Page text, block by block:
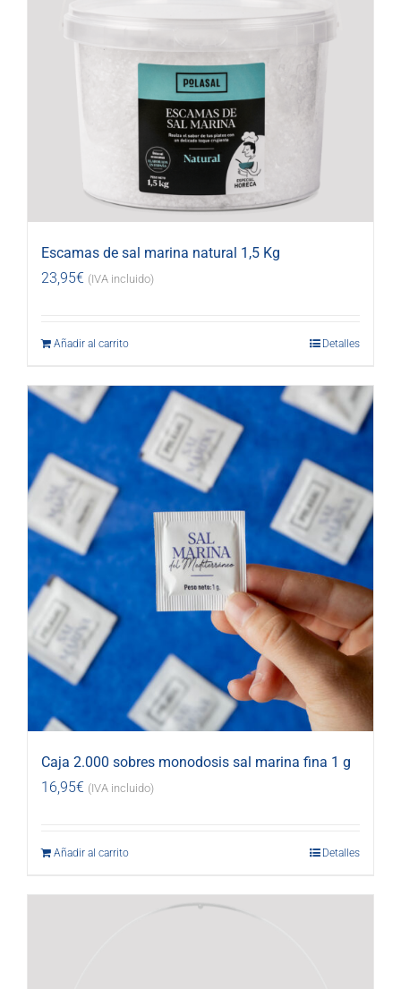
Escamas de sal marina natural 1,5 Kg
23,95€ (IVA incluido)
Añadir al carrito Detalles
Caja 2.000 sobres monodosis sal marina fina 1 g
16,95€ (IVA incluido)
Añadir al carrito Detalles